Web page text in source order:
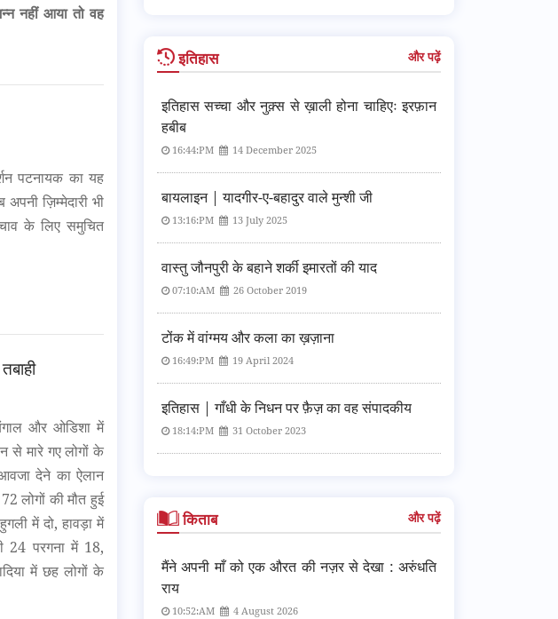
नहीं आया तो वह
पटनायक का यह
ज़िम्मेदारी भी
के लिए समुचित
और ओडिशा में
से मारे गए लोगों के
देने का ऐलान
लोगों की मौत हुई
में दो, हावड़ा में
24 परगना में 18,
में छह लोगों के
इतिहास और पढ़ें
इतिहास सच्चा और नुक़्स से ख़ाली होना चाहिएः इरफ़ान
हबीब
16:44:PM 14 December 2025
बायलाइन | यादगीर-ए-बहादुर वाले मुन्शी जी
13:16:PM 13 July 2025
वास्तु जौनपुरी के बहाने शर्की इमारतों की याद
07:10:AM 26 October 2019
टोंक में वांग्मय और कला का ख़ज़ाना
16:49:PM 19 April 2024
इतिहास | गाँधी के निधन पर फ़ैज़ का वह संपादकीय
18:14:PM 31 October 2023
किताब और पढ़ें
मैंने अपनी माँ को एक औरत की नज़र से देखा : अरुंधति
राय
10:52:AM 4 August 2026